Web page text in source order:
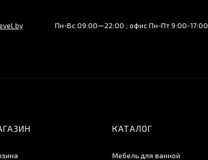
Пн-Вс 09:00—22:00 ; офис Пн-Пт 9:00-17:00
КАТАЛОГ
Мебель для ванной